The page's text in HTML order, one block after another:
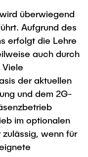
überwiegend
Aufgrund des
erfolgt die Lehre
auch durch
der aktuellen
und dem 2G-
im optionalen
wenn für